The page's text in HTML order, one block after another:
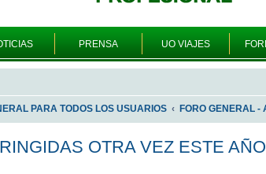
PRENSA UO VIAJES
PARA TODOS LOS USUARIOS FORO GENERAL -
OTRA VEZ ESTE